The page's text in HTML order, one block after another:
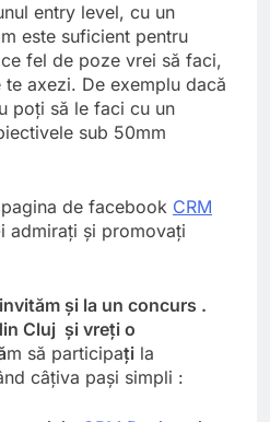
entry level, cu un
este suficient pentru
fel de poze vrei să faci,
axezi. De exemplu dacă
poţi să le faci cu un
sub 50mm
de facebook CRM
admiraţi şi promovaţi
şi la un concurs .
Cluj şi vreţi o
m să participaţi la
câţiva paşi simpli :